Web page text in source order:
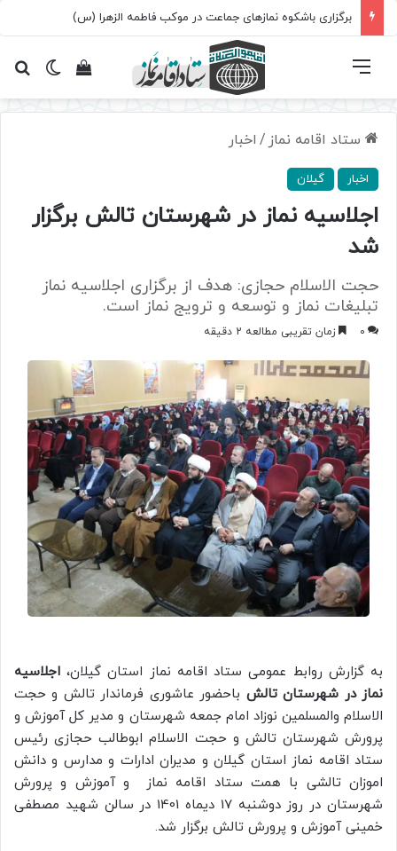
برگزاری باشکوه نمازهای جماعت در موکب فاطمه الزهرا (س)
تغییرمشاهده فهرست
ستاد اقامه نماز / اخبار
اخبار گیلان
اجلاسیه نماز در شهرستان تالش برگزار
شد
حجت الاسلام حجازی: هدف از برگزاری اجلاسیه نماز
تبلیغات نماز و توسعه و ترویج نماز است.
0 زمان تقریبی مطالعه 2 دقیقه
به گزارش روابط عمومی ستاد اقامه نماز استان گیلان، اجلاسیه
نماز در شهرستان تالش باحضور عاشوری فرماندار تالش و حجت
الاسلام والمسلمین نوزاد امام جمعه شهرستان و مدیر کل آموزش و
پرورش شهرستان تالش و حجت الاسلام ابوطالب حجازی رئیس
ستاد اقامه نماز استان گیلان و مدیران ادارات و مدارس و دانش
اموزان تالشی با همت ستاد اقامه نماز و آموزش و پرورش
شهرستان در روز دوشنبه 17 دیماه 1401 در سالن شهید مصطفی
خمینی آموزش و پرورش تالش برگزار شد.